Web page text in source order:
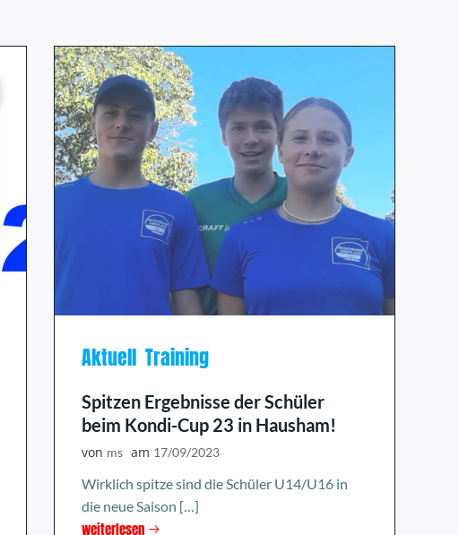
Aktuell Training
Spitzen Ergebnisse der Schüler
beim Kondi-Cup 23 in Hausham!
von ms am 17/09/2023
Wirklich spitze sind die Schüler U14/U16 in
die neue Saison […]
weiterlesen